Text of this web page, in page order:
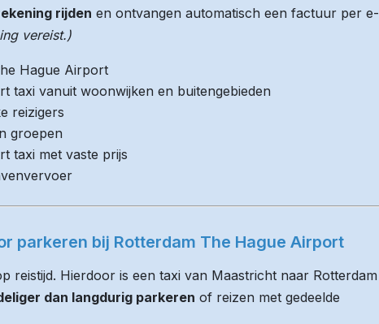
rijden en ontvangen automatisch een factuur per e-
vereist.)
Hague Airport
taxi vanuit woonwijken en buitengebieden
reizigers
groepen
taxi met vaste prijs
parkeren bij Rotterdam The Hague Airport
reistijd. Hierdoor is een taxi van Maastricht naar Rotterdam
dan langdurig parkeren of reizen met gedeelde